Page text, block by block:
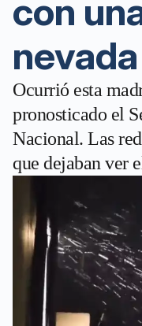
con
nevada
Ocurrió esta
pronosticado el
Nacional. Las
que dejaban ver